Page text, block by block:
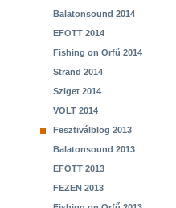
Balatonsound 2014
EFOTT 2014
Fishing on Orfű 2014
Strand 2014
Sziget 2014
VOLT 2014
Fesztiválblog 2013
Balatonsound 2013
EFOTT 2013
FEZEN 2013